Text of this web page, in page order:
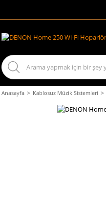
Anasayfa Kablosuz Müzik Sistemleri